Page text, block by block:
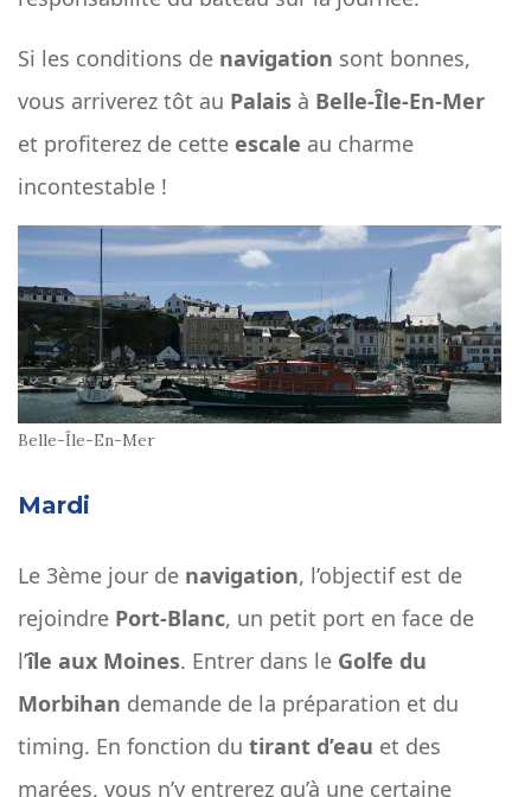
Si les conditions de navigation sont bonnes,
vous arriverez tôt au Palais à Belle-Île-En-Mer
et profiterez de cette escale au charme
incontestable !
Belle-Île-En-Mer
Mardi
Le 3ème jour de navigation, l’objectif est de
rejoindre Port-Blanc, un petit port en face de
l’île aux Moines. Entrer dans le Golfe du
Morbihan demande de la préparation et du
timing. En fonction du tirant d’eau et des
marées, vous n’y entrerez qu’à une certaine